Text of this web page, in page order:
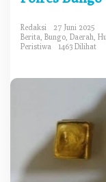
Redaksi
27 Juni 2025
Berita Bungo Daerah
Peristiwa
1463 Dilihat